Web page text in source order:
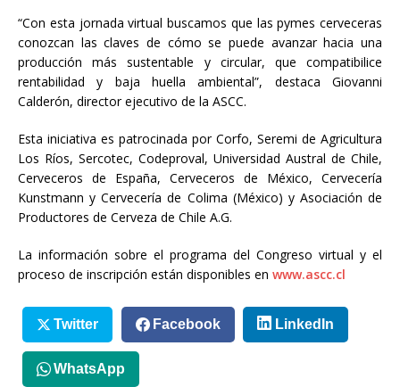
“Con esta jornada virtual buscamos que las pymes cerveceras
conozcan las claves de cómo se puede avanzar hacia una
producción más sustentable y circular, que compatibilice
rentabilidad y baja huella ambiental”, destaca Giovanni
Calderón, director ejecutivo de la ASCC.
Esta iniciativa es patrocinada por Corfo, Seremi de Agricultura
Los Ríos, Sercotec, Codeproval, Universidad Austral de Chile,
Cerveceros de España, Cerveceros de México, Cervecería
Kunstmann y Cervecería de Colima (México) y Asociación de
Productores de Cerveza de Chile A.G.
La información sobre el programa del Congreso virtual y el
proceso de inscripción están disponibles en www.ascc.cl
Twitter Facebook LinkedIn
WhatsApp